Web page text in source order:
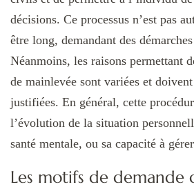
décisions. Ce processus n’est pas
être long, demandant des
Néanmoins, les raisons permettant
de mainlevée sont variées et
justifiées. En général, cette
l’évolution de la situation
santé mentale, ou sa capacité à
Les motifs de demande